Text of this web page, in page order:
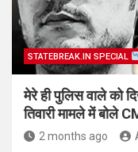
STATEBREAK.IN SPECIAL
मेरे ही पुलिस वाले को
तिवारी मामले में बोले
2 months ago